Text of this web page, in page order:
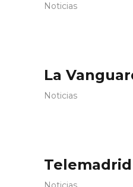
Noticias
La
Noticias
Telemadrid